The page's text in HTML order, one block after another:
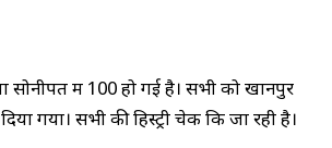
में 100 हो गई है। सभी को खानपुर
गया। सभी की हिस्ट्री चेक कि जा रही है।